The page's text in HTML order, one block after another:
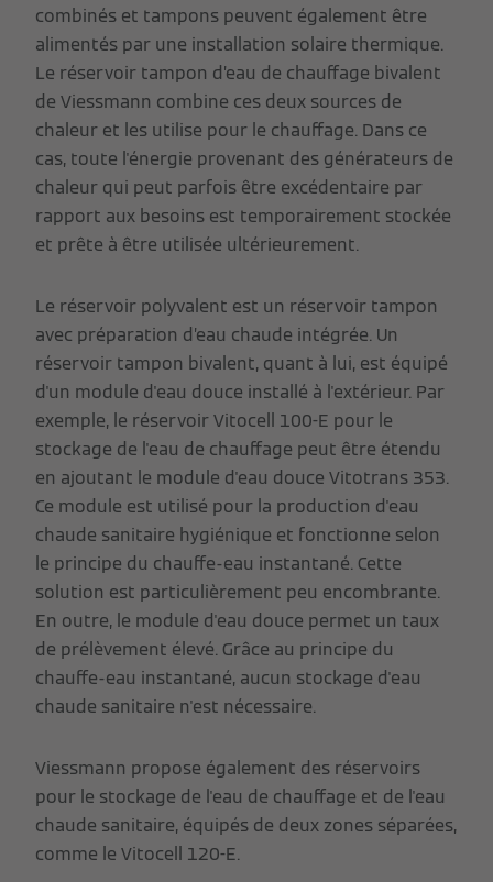
combinés et tampons peuvent également être
alimentés par une installation solaire thermique.
Le réservoir tampon d’eau de chauffage bivalent
de Viessmann combine ces deux sources de
chaleur et les utilise pour le chauffage. Dans ce
cas, toute l'énergie provenant des générateurs de
chaleur qui peut parfois être excédentaire par
rapport aux besoins est temporairement stockée
et prête à être utilisée ultérieurement.
Le réservoir polyvalent est un réservoir tampon
avec préparation d’eau chaude intégrée. Un
réservoir tampon bivalent, quant à lui, est équipé
d'un module d'eau douce installé à l'extérieur. Par
exemple, le réservoir Vitocell 100-E pour le
stockage de l'eau de chauffage peut être étendu
en ajoutant le module d'eau douce Vitotrans 353.
Ce module est utilisé pour la production d'eau
chaude sanitaire hygiénique et fonctionne selon
le principe du chauffe-eau instantané. Cette
solution est particulièrement peu encombrante.
En outre, le module d'eau douce permet un taux
de prélèvement élevé. Grâce au principe du
chauffe-eau instantané, aucun stockage d'eau
chaude sanitaire n'est nécessaire.
Viessmann propose également des réservoirs
pour le stockage de l'eau de chauffage et de l'eau
chaude sanitaire, équipés de deux zones séparées,
comme le Vitocell 120-E.